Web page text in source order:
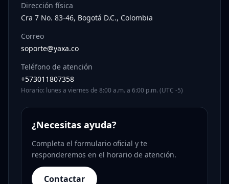
Dirección física
Cra 7 No. 83-46, Bogotá D.C., Colombia
Correo
soporte@yaxa.co
Teléfono de atención
+573011807358
Horario: lunes a viernes de 8:00 a.m. a 6:00 p.m. (UTC -5)
¿Necesitas ayuda?
Completa el formulario oficial y te
responderemos en el horario de atención.
Contactar